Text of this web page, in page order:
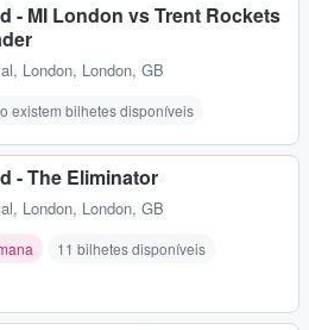
- MI London vs Trent Rockets
, London, London, GB
existem bilhetes disponíveis
- The Eliminator
, London, London, GB
11 bilhetes disponíveis